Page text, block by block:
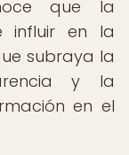
que la
influir en la
subraya la
y la
en el